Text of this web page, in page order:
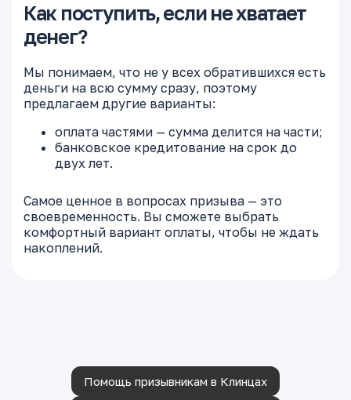
Как поступить, если не хватает
денег?
Мы понимаем, что не у всех обратившихся есть
деньги на всю сумму сразу, поэтому
предлагаем другие варианты:
оплата частями — сумма делится на части;
банковское кредитование на срок до
двух лет.
Самое ценное в вопросах призыва — это
своевременность. Вы сможете выбрать
комфортный вариант оплаты, чтобы не ждать
накоплений.
Помощь призывникам в Клинцах